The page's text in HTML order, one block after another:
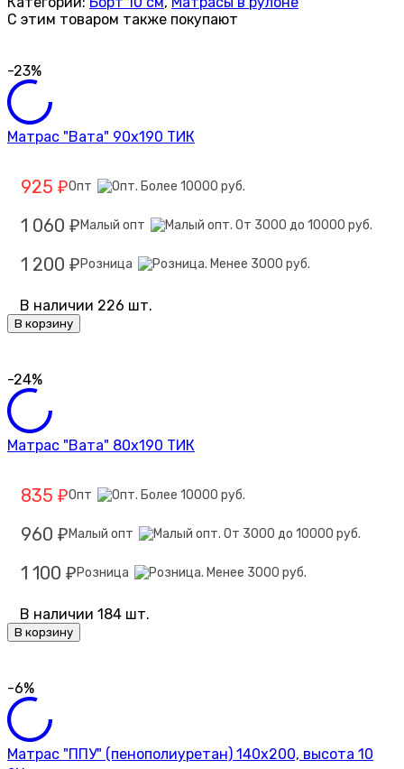
C этим товаром также покупают
-23%
Матрас "Вата" 90х190 ТИК
925 ₽Опт
1 060 ₽ Малый опт
1 200 ₽ Розница
В наличии 226 шт.
В корзину
-24%
Матрас "Вата" 80х190 ТИК
835 ₽Опт
960 ₽ Малый опт
1 100 ₽ Розница
В наличии 184 шт.
В корзину
-6%
Матрас "ППУ" (пенополиуретан) 140х200, высота 10